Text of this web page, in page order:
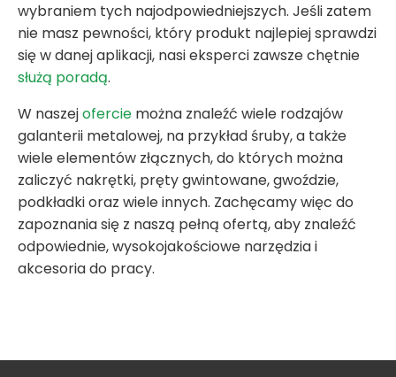
wybraniem tych najodpowiedniejszych. Jeśli zatem
nie masz pewności, który produkt najlepiej sprawdzi
się w danej aplikacji, nasi eksperci zawsze chętnie
służą poradą.
W naszejofercie można znaleźć wiele rodzajów
galanterii metalowej, na przykład śruby, a także
wiele elementów złącznych, do których można
zaliczyć nakrętki, pręty gwintowane, gwoździe,
podkładki oraz wiele innych. Zachęcamy więc do
zapoznania się z naszą pełną ofertą, aby znaleźć
odpowiednie, wysokojakościowe narzędzia i
akcesoria do pracy.